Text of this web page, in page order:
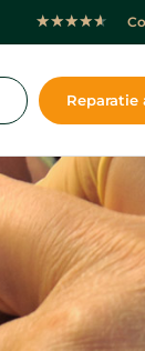
★★★★★
Reparatie